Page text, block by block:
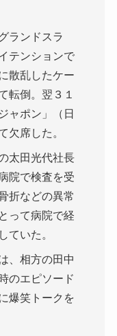
ランドスラ
テンションで
散乱したケー
転倒。翌３１
ャポン」（日
欠席した。
太田光代社長
院で検査を受
折などの異常
って病院で経
ていた。
、相方の田中
のエピソード
爆笑トークを